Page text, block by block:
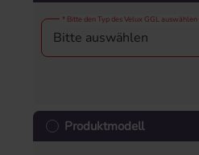
* Bitte den Typ des Velux GGL auswählen
Produktmodell